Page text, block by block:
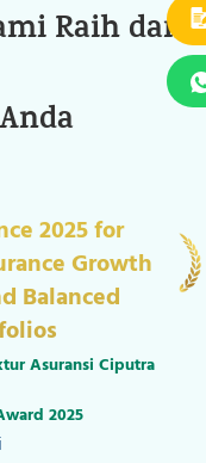
Raih dari
Improving
Reliable
2024